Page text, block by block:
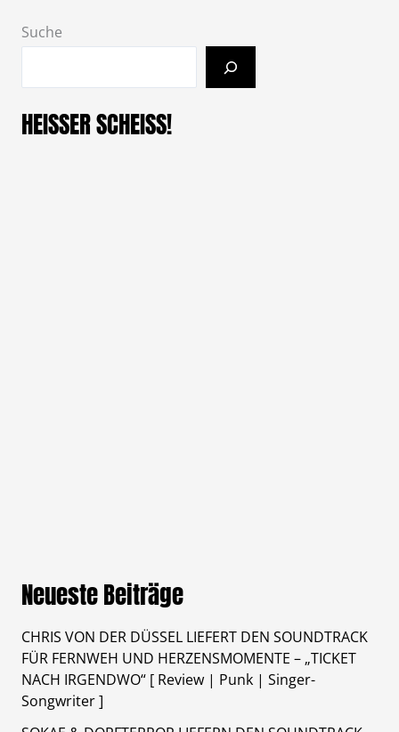
Suche
HEISSER SCHEISS!
Neueste Beiträge
CHRIS VON DER DÜSSEL LIEFERT DEN SOUNDTRACK
FÜR FERNWEH UND HERZENSMOMENTE – „TICKET
NACH IRGENDWO“ [ Review | Punk | Singer-
Songwriter ]